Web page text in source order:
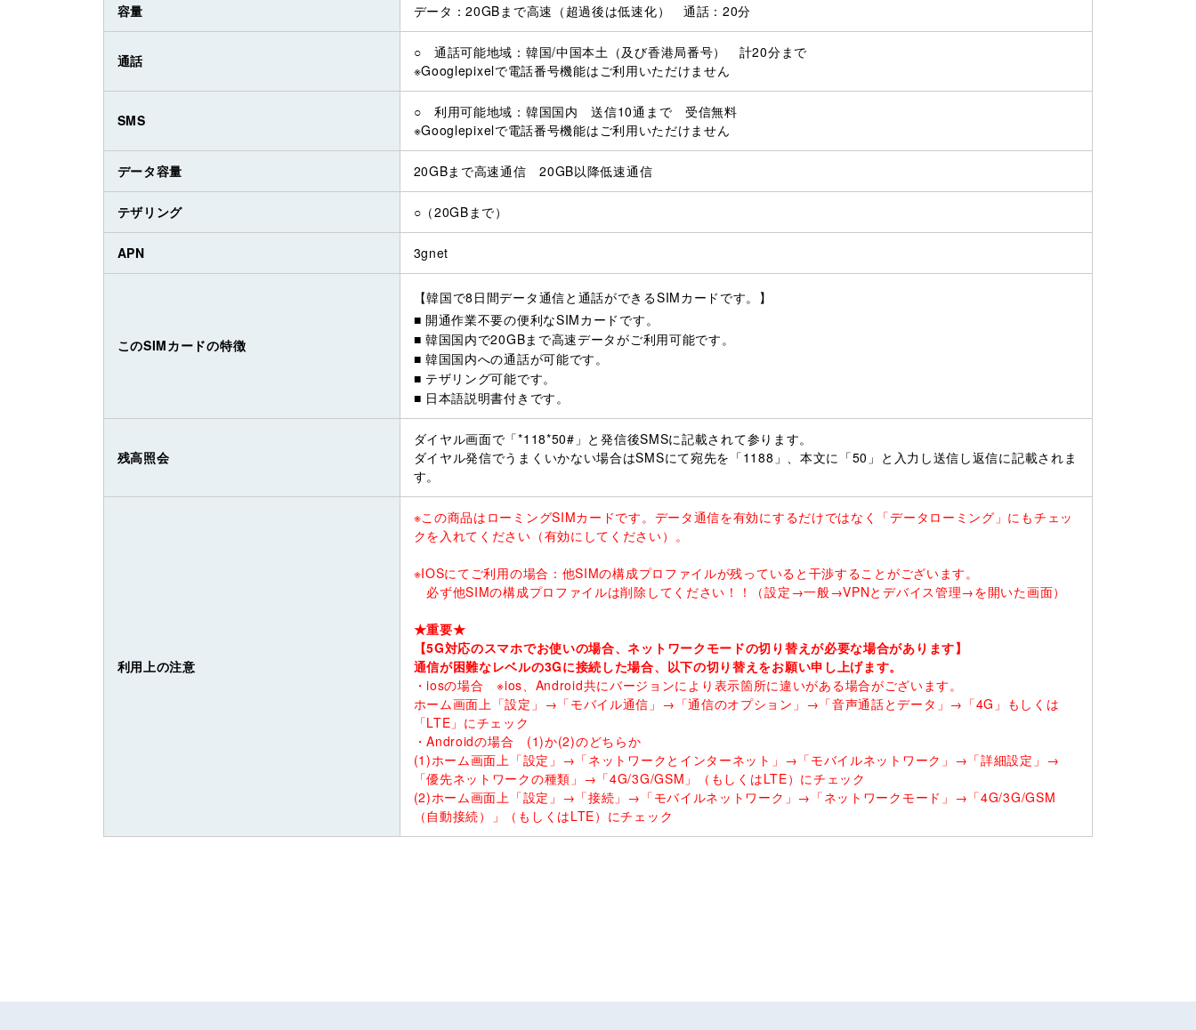
容量 データ：20GBまで高速（超過後は低速化） 通話：20分
通話
○ 通話可能地域：韓国/中国本土（及び香港局番号） 計20分まで
※Googlepixelで電話番号機能はご利用いただけません
SMS
○ 利用可能地域：韓国国内 送信10通まで 受信無料
※Googlepixelで電話番号機能はご利用いただけません
データ容量 20GBまで高速通信 20GB以降低速通信
テザリング ○（20GBまで）
APN 3gnet
このSIMカードの特徴
【韓国で8日間データ通信と通話ができるSIMカードです。】
■ 開通作業不要の便利なSIMカードです。
■ 韓国国内で20GBまで高速データがご利用可能です。
■ 韓国国内への通話が可能です。
■ テザリング可能です。
■ 日本語説明書付きです。
残高照会
ダイヤル画面で「*118*50#」と発信後SMSに記載されて参ります。
ダイヤル発信でうまくいかない場合はSMSにて宛先を「1188」、本文に「50」と入力し送信し返信に記載されま
す。
利用上の注意
※この商品はローミングSIMカードです。データ通信を有効にするだけではなく「データローミング」にもチェッ
クを入れてください（有効にしてください）。
※IOSにてご利用の場合：他SIMの構成プロファイルが残っていると干渉することがございます。
必ず他SIMの構成プロファイルは削除してください！！（設定→一般→VPNとデバイス管理→を開いた画面）
★重要★
【5G対応のスマホでお使いの場合、ネットワークモードの切り替えが必要な場合があります】
通信が困難なレベルの3Gに接続した場合、以下の切り替えをお願い申し上げます。
・iosの場合 ※ios、Android共にバージョンにより表示箇所に違いがある場合がございます。
ホーム画面上「設定」→「モバイル通信」→「通信のオプション」→「音声通話とデータ」→「4G」もしくは
「LTE」にチェック
・Androidの場合 (1)か(2)のどちらか
(1)ホーム画面上「設定」→「ネットワークとインターネット」→「モバイルネットワーク」→「詳細設定」→
「優先ネットワークの種類」→「4G/3G/GSM」（もしくはLTE）にチェック
(2)ホーム画面上「設定」→「接続」→「モバイルネットワーク」→「ネットワークモード」→「4G/3G/GSM
（自動接続）」（もしくはLTE）にチェック